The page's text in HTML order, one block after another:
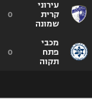
עירוני
קרית
שמונה
מכבי
פתח
תקוה
0
0